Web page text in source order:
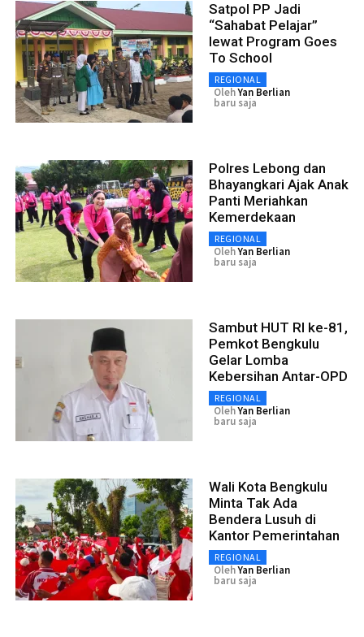
Satpol PP Jadi
“Sahabat Pelajar”
lewat Program Goes
To School
REGIONAL
OlehYan Berlian
baru saja
Polres Lebong dan
Bhayangkari Ajak Anak
Panti Meriahkan
Kemerdekaan
REGIONAL
OlehYan Berlian
baru saja
Sambut HUT RI ke-81,
Pemkot Bengkulu
Gelar Lomba
Kebersihan Antar-OPD
REGIONAL
OlehYan Berlian
baru saja
Wali Kota Bengkulu
Minta Tak Ada
Bendera Lusuh di
Kantor Pemerintahan
REGIONAL
OlehYan Berlian
baru saja